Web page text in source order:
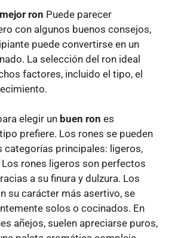
mejor ron Puede parecer
con algunos buenos consejos,
puede convertirse en un
La selección del ron ideal
factores, incluido el tipo, el
elegir un buen ron es
prefiere. Los rones se pueden
categorías principales: ligeros,
Los rones ligeros son perfectos
a su finura y dulzura. Los
su carácter más asertivo, se
solos o cocinados. En
añejos, suelen apreciarse puros,